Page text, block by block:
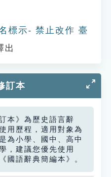
標示- 禁止改作 臺
出
訂本
本》為歷史語言辭
用歷程，適用對象為
為小學、國中、高中
，建議您優先使用
國語辭典簡編本》。